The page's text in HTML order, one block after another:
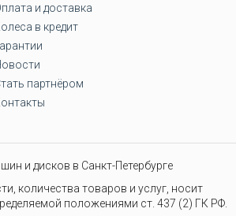
и доставка
в кредит
партнёром
и дисков в Санкт-Петербурге
количества товаров и услуг, носит
положениями ст. 437 (2) ГК РФ.